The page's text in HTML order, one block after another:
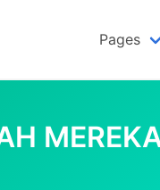
Pages